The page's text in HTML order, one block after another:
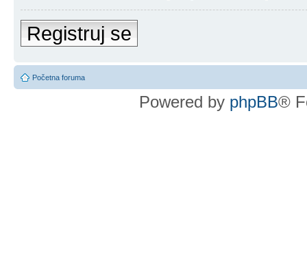
Registruj se
Početna foruma
Powered by phpBB®